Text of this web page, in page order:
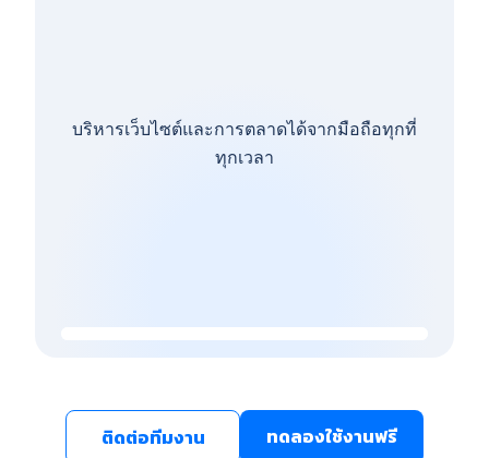
บริหารเว็บไซต์และการตลาดได้จากมือถือทุกที่
ทุกเวลา
ติดต่อทีมงาน ทดลองใช้งานฟรี